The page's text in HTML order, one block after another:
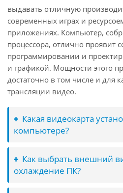
выдавать отличную
современных играх и
приложениях. Компьютер,
процессора, отлично проявит
программировании и
и графикой. Мощности этого
достаточно в том числе и для
трансляции видео.
Какая видеокарта
компьютере?
Как выбрать внешний
охлаждение ПК?